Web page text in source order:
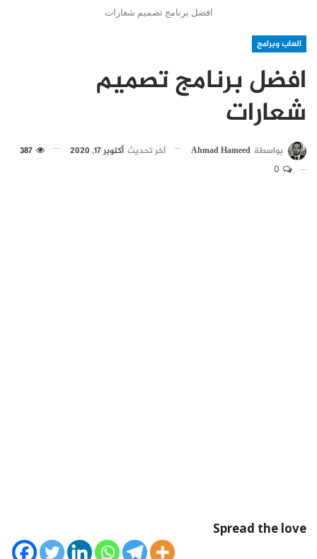
افضل برنامج تصميم شعارات
العاب وبرامج
افضل برنامج تصميم
شعارات
بواسطة Ahmad Hameed آخر تحديث أكتوبر 17, 2020
Spread the love